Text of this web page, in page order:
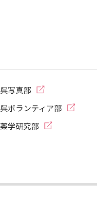
呉写真部
呉ボランティア部
薬学研究部